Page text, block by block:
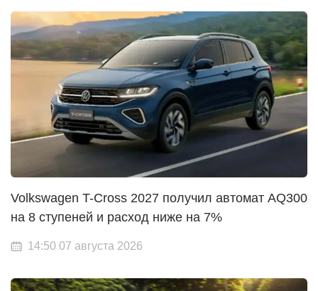
Volkswagen T-Cross 2027 получил автомат AQ300
на 8 ступеней и расход ниже на 7%
14:50 07 августа 2026